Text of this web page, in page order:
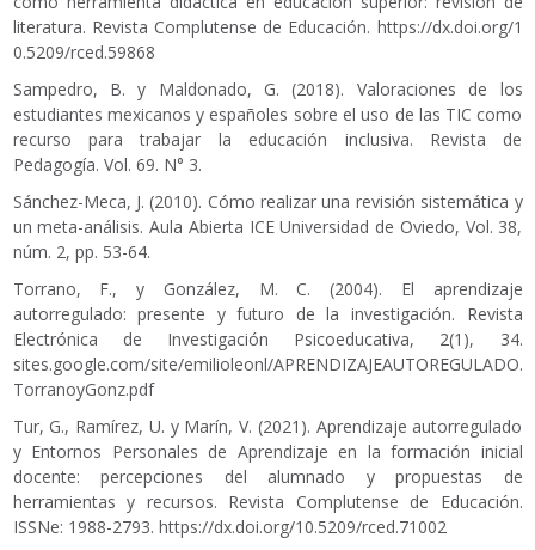
literatura. Revista Complutense de Educación. https://dx.doi.org/1
0.5209/rced.59868
Sampedro, B. y Maldonado, G. (2018). Valoraciones de los
estudiantes mexicanos y españoles sobre el uso de las TIC como
recurso para trabajar la educación inclusiva. Revista de
Pedagogía. Vol. 69. N° 3.
Sánchez-Meca, J. (2010). Cómo realizar una revisión sistemática y
un meta-análisis. Aula Abierta ICE Universidad de Oviedo, Vol. 38,
núm. 2, pp. 53-64.
Torrano, F., y González, M. C. (2004). El aprendizaje
autorregulado: presente y futuro de la investigación. Revista
Electrónica de Investigación Psicoeducativa, 2(1), 34.
sites.google.com/site/emilioleonl/APRENDIZAJEAUTOREGULADO.
TorranoyGonz.pdf
Tur, G., Ramírez, U. y Marín, V. (2021). Aprendizaje autorregulado
y Entornos Personales de Aprendizaje en la formación inicial
docente: percepciones del alumnado y propuestas de
herramientas y recursos. Revista Complutense de Educación.
ISSNe: 1988-2793. https://dx.doi.org/10.5209/rced.71002